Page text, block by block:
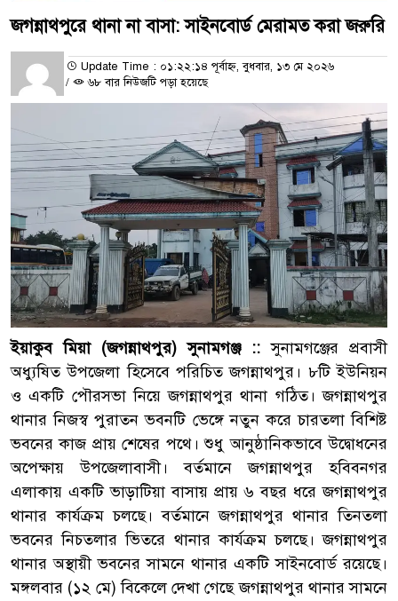
জগন্নাথপুরে থানা না বাসা: সাইনবোর্ড মেরামত করা জরুরি
Update Time : ০১:২২:১৪ পূর্বাহ্ন, বুধবার, ১৩ মে ২০২৬
/
৬৮ বার নিউজটি পড়া হয়েছে
ইয়াকুব মিয়া (জগন্নাথপুর) সুনামগঞ্জ :: সুনামগঞ্জের প্রবাসী
অধ্যুষিত উপজেলা হিসেবে পরিচিত জগন্নাথপুর। ৮টি ইউনিয়ন
ও একটি পৌরসভা নিয়ে জগন্নাথপুর থানা গঠিত। জগন্নাথপুর
থানার নিজস্ব পুরাতন ভবনটি ভেঙ্গে নতুন করে চারতলা বিশিষ্ট
ভবনের কাজ প্রায় শেষের পথে। শুধু আনুষ্ঠানিকভাবে উদ্বোধনের
অপেক্ষায় উপজেলাবাসী। বর্তমানে জগন্নাথপুর হবিবনগর
এলাকায় একটি ভাড়াটিয়া বাসায় প্রায় ৬ বছর ধরে জগন্নাথপুর
থানার কার্যক্রম চলছে। বর্তমানে জগন্নাথপুর থানার তিনতলা
ভবনের নিচতলার ভিতরে থানার কার্যক্রম চলছে। জগন্নাথপুর
থানার অস্থায়ী ভবনের সামনে থানার একটি সাইনবোর্ড রয়েছে।
মঙ্গলবার (১২ মে) বিকেলে দেখা গেছে জগন্নাথপুর থানার সামনে